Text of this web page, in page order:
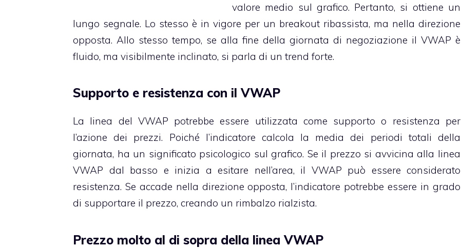
valore medio sul grafico. Pertanto, si ottiene un
lungo segnale. Lo stesso è in vigore per un breakout ribassista, ma nella direzione
opposta. Allo stesso tempo, se alla fine della giornata di negoziazione il VWAP è
fluido, ma visibilmente inclinato, si parla di un trend forte.
Supporto e resistenza con il VWAP
La linea del VWAP potrebbe essere utilizzata come supporto o resistenza per
l’azione dei prezzi. Poiché l’indicatore calcola la media dei periodi totali della
giornata, ha un significato psicologico sul grafico. Se il prezzo si avvicina alla linea
VWAP dal basso e inizia a esitare nell’area, il VWAP può essere considerato
resistenza. Se accade nella direzione opposta, l’indicatore potrebbe essere in grado
di supportare il prezzo, creando un rimbalzo rialzista.
Prezzo molto al di sopra della linea VWAP